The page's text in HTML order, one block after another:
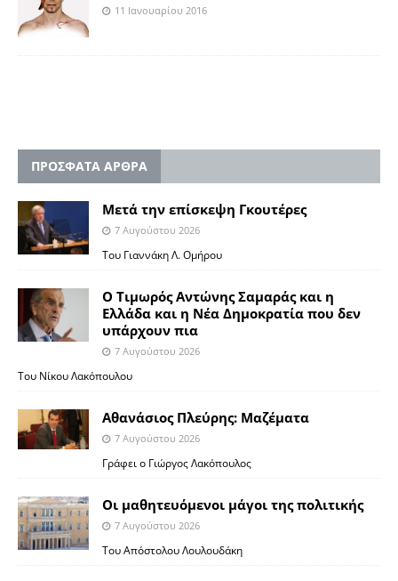
11 Ιανουαρίου 2016
ΠΡΟΣΦΑΤΑ ΑΡΘΡΑ
Μετά την επίσκεψη Γκουτέρες
7 Αυγούστου 2026
Του Γιαννάκη Λ. Ομήρου
Ο Τιμωρός Αντώνης Σαμαράς και η
Ελλάδα και η Νέα Δημοκρατία που δεν
υπάρχουν πια
7 Αυγούστου 2026
Του Νίκου Λακόπουλου
Αθανάσιος Πλεύρης: Μαζέματα
7 Αυγούστου 2026
Γράφει ο Γιώργος Λακόπουλος
Οι μαθητευόμενοι μάγοι της πολιτικής
7 Αυγούστου 2026
Του Απόστολου Λουλουδάκη